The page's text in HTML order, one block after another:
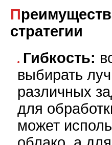
Преимущества мультиоблачной
стратегии
Гибкость:
выбирать
различных
для
может